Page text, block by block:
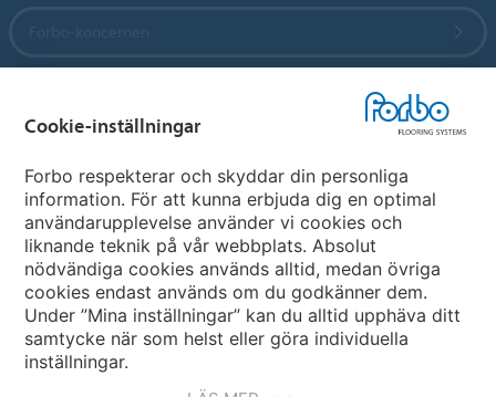
Välj land
Välj ditt land
Cookie-inställningar
Forbo respekterar och skyddar din personliga
information. För att kunna erbjuda dig en optimal
användarupplevelse använder vi cookies och
liknande teknik på vår webbplats. Absolut
nödvändiga cookies används alltid, medan övriga
cookies endast används om du godkänner dem.
Under ”Mina inställningar” kan du alltid upphäva ditt
samtycke när som helst eller göra individuella
inställningar.